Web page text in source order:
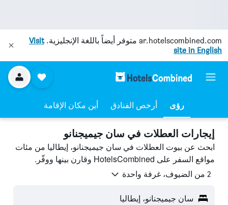
ar.hotelscombined.com متوفر أيضاً باللغة الإنجليزية.Visit
site in English
رؤى أرخص الفنادق أين مكان الإقامة
إيجارات العطلات في سان جيميجنانو
ابحث عن بيوت العطلات في سان جيميجنانو، إيطاليا من مئات
مواقع السفر على HotelsCombined وقارن بينها ووفّر.
2 من الضيوف، غرفة واحدة
سان جيميجنانو، إيطاليا